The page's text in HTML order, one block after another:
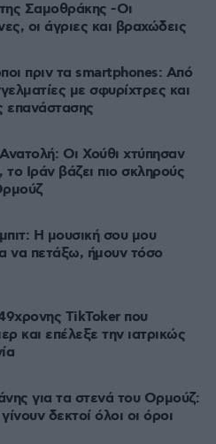
Σαμοθράκης -Οι
οι άγριες και βραχώδεις
πριν τα smartphones: Από
με σφυρίχτρες και
επανάστασης
Οι Χούθι χτύπησαν
Ιράν βάζει πιο σκληρούς
Η μουσική σου μου
να πετάξω, ήμουν τόσο
TikToker που
και επέλεξε την ιατρικώς
για τα στενά του Ορμούζ:
δεκτοί όλοι οι όροι